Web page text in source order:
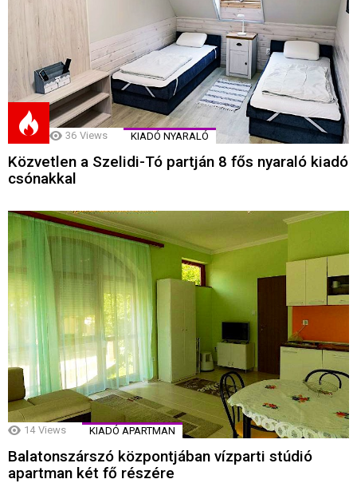
36 Views KIADÓ NYARALÓ
Közvetlen a Szelidi-Tó partján 8 fős nyaraló kiadó
csónakkal
14 Views KIADÓ APARTMAN
Balatonszárszó központjában vízparti stúdió
apartman két fő részére